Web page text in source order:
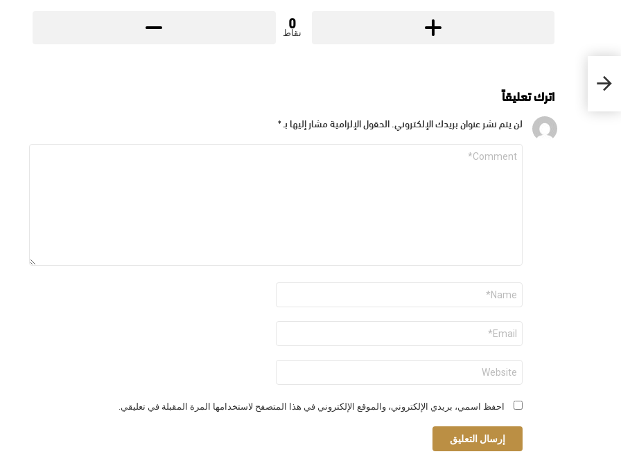
0
نقاط
اترك تعليقاً
لن يتم نشر عنوان بريدك الإلكتروني. الحقول الإلزامية مشار إليها بـ *
التعليق
الاسم
البريد
الإلكتروني
*
الموقع
الإلكتروني
احفظ اسمي، بريدي الإلكتروني، والموقع الإلكتروني في هذا المتصفح لاستخدامها المرة المقبلة في تعليقي.